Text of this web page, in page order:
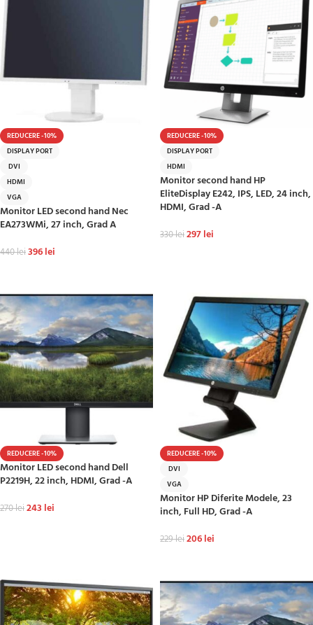
REDUCERE -10%
DISPLAY PORT
DVI
HDMI
VGA
Monitor LED second hand Nec
EA273WMi, 27 inch, Grad A
440lei396lei
REDUCERE -10%
DISPLAY PORT
HDMI
Monitor second hand HP
EliteDisplay E242, IPS, LED, 24 inch,
HDMI, Grad -A
330lei297lei
REDUCERE -10%
Monitor LED second hand Dell
P2219H, 22 inch, HDMI, Grad -A
270lei243 lei
REDUCERE -10%
DVI
VGA
Monitor HP Diferite Modele, 23
inch, Full HD, Grad -A
229lei206lei